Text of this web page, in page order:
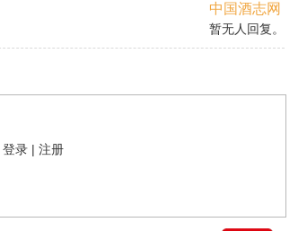
中国酒志网
暂无人回复。
登录 | 注册